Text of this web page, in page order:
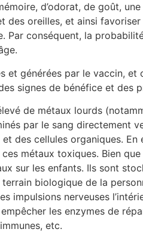
d’odorat, de goût,
oreilles, et ainsi favoriser
Par conséquent, la
et générées par le vaccin,
signes de bénéfice et des
de métaux lourds
par le sang directement
des cellules organiques.
métaux toxiques. Bien
sur les enfants. Ils sont
biologique de la
nerveuses
les enzymes de
etc.